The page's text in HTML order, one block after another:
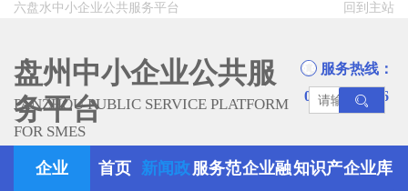
回到主站
六盘水中小企业公共服务平台
盘州中小企业公共服
务平台
PANZHOU PUBLIC SERVICE PLATFORM
FOR SMES
服务热线：
0858-8945666
企业 首页 新闻政服务范企业融知识产企业库